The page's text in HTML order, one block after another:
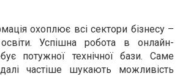
охоплює всі сектори бізнесу –
Успішна робота в онлайн-
потужної технічної бази. Саме
частіше шукають можливість